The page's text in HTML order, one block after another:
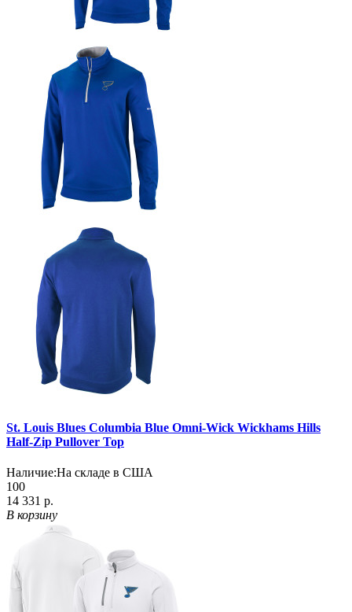
St. Louis Blues Columbia Blue Omni-Wick Wickhams Hills
Half-Zip Pullover Top
Наличие:На складе в США
100
14 331 р.
В корзину